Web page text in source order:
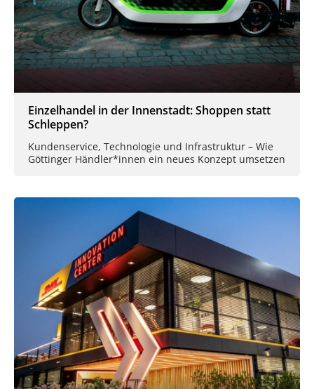
Einzelhandel in der Innenstadt: Shoppen statt
Schleppen?
Kundenservice, Technologie und Infrastruktur – Wie
Göttinger Händler*innen ein neues Konzept umsetzen